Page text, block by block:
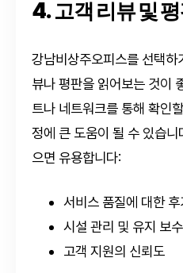
4. 고객 리뷰 및
강남비상주오피스를 선택하
뷰나 평판을 읽어보는 것이
트나 네트워크를 통해 확인
정에 큰 도움이 될 수 있습
으면 유용합니다:
서비스 품질에 대한 후
시설 관리 및 유지 보
고객 지원의 신뢰도